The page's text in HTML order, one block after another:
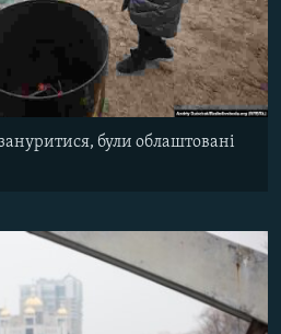
були облаштовані